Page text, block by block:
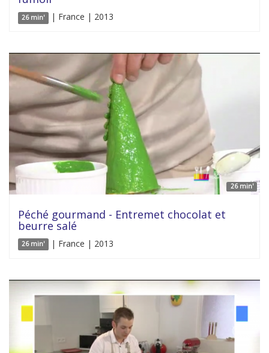
26 min' | France | 2013
26 min'
Péché gourmand - Entremet chocolat et
beurre salé
26 min' | France | 2013